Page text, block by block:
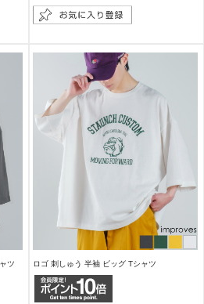
ツ ロゴ 刺しゅう 半袖 ビッグ Tシャツ